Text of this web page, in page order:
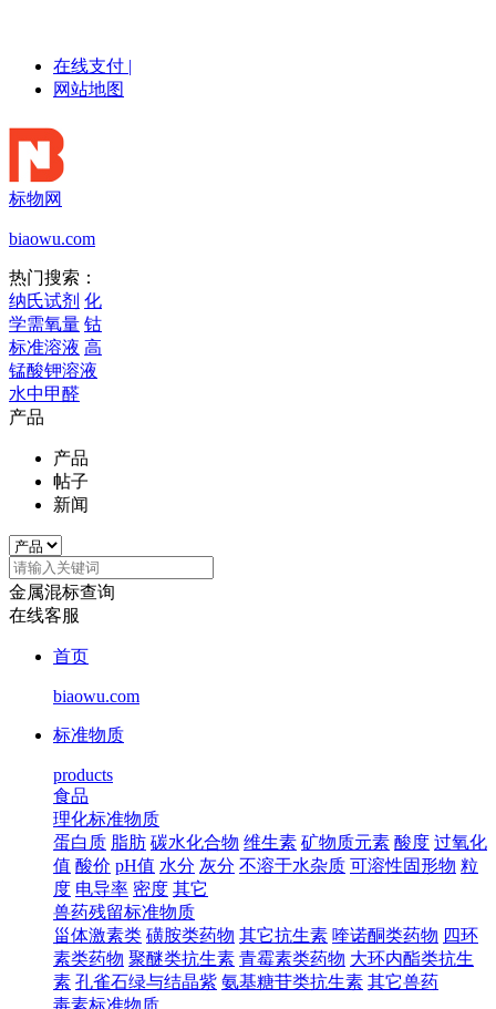
在线支付 |
网站地图
标物网
biaowu.com
热门搜索：
纳氏试剂 化
学需氧量 钴
标准溶液 高
锰酸钾溶液
水中甲醛
产品
产品
帖子
新闻
金属混标查询
在线客服
首页
biaowu.com
标准物质
products
食品
理化标准物质
蛋白质 脂肪 碳水化合物 维生素 矿物质元素 酸度 过氧化
值 酸价 pH值 水分 灰分 不溶于水杂质 可溶性固形物 粒
度 电导率 密度 其它
兽药残留标准物质
甾体激素类 磺胺类药物 其它抗生素 喹诺酮类药物 四环
素类药物 聚醚类抗生素 青霉素类药物 大环内酯类抗生
素 孔雀石绿与结晶紫 氨基糖苷类抗生素 其它兽药
毒素标准物质